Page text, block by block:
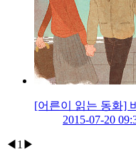
[어른이 읽는 동화]
2015-07-20
◀ 1 ▶